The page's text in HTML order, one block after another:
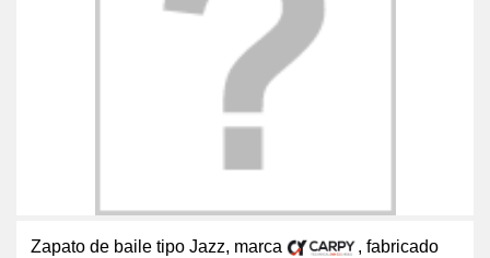
Zapato de baile tipo Jazz, marca
, fabricado